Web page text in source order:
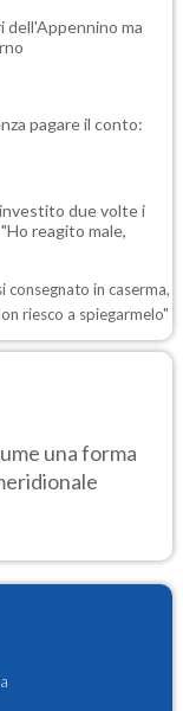
dell'Appennino ma
pagare il conto:
due volte i
reagito male,
consegnato in caserma,
riesco a spiegarmelo"
una forma